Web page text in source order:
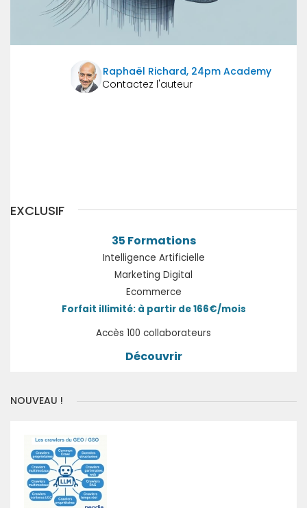
Raphaël Richard, 24pm Academy
EXCLUSIF
35 Formations
Intelligence Artificielle
Marketing Digital
Ecommerce
Forfait illimité: à partir de 166€/mois
Accès 100 collaborateurs
Découvrir
NOUVEAU !